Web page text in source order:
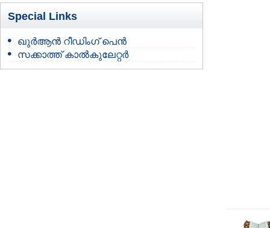
Special Links
ഖുർആൻ റീഡിംഗ് പെൻ
സക്കാത്ത് കാൽകുലേറ്റർ